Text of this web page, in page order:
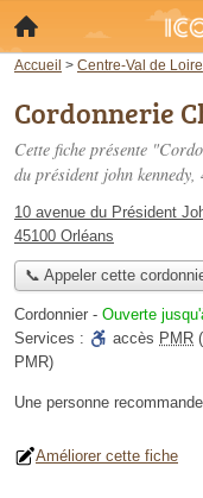
Accueil > Centre-Val de Loire
Cordonnerie
Cette fiche présente
du président john kennedy,
10 avenue du Président
45100 Orléans
📞 Appeler cette
Cordonnier - Ouverte
Services :
accès PMR
PMR)
Une personne recommande
Améliorer cette fiche